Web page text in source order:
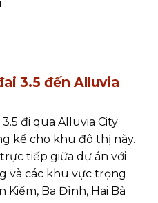
3.5 đến Alluvia
đi qua Alluvia City
kể cho khu đô thị này.
tiếp giữa dự án với
và các khu vực trọng
Kiếm, Ba Đình, Hai Bà